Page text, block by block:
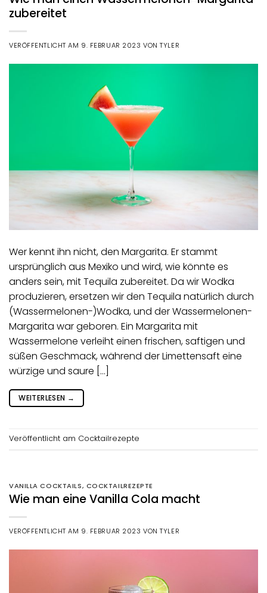
zubereitet
VERÖFFENTLICHT AM 9. FEBRUAR 2023 VONTYLER
Wer kennt ihn nicht, den Margarita. Er stammt
ursprünglich aus Mexiko und wird, wie könnte es
anders sein, mit Tequila zubereitet. Da wir Wodka
produzieren, ersetzen wir den Tequila natürlich durch
(Wassermelonen-)Wodka, und der Wassermelonen-
Margarita war geboren. Ein Margarita mit
Wassermelone verleiht einen frischen, saftigen und
süßen Geschmack, während der Limettensaft eine
würzige und saure […]
WEITERLESEN →
Veröffentlicht am Cocktailrezepte
VANILLA COCKTAILS, COCKTAILREZEPTE
Wie man eine Vanilla Cola macht
VERÖFFENTLICHT AM 9. FEBRUAR 2023 VONTYLER